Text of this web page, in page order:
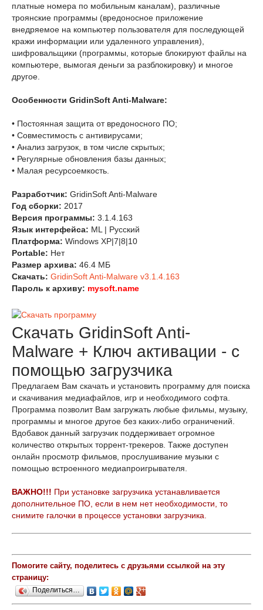
платные номера по мобильным каналам), различные
троянские программы (вредоносное приложение
внедряемое на компьютер пользователя для последующей
кражи информации или удаленного управления),
шифровальщики (программы, которые блокируют файлы на
компьютере, вымогая деньги за разблокировку) и многое
другое.
Особенности GridinSoft Anti-Malware:
• Постоянная защита от вредоносного ПО;
• Совместимость с антивирусами;
• Анализ загрузок, в том числе скрытых;
• Регулярные обновления базы данных;
• Малая ресурсоемкость.
Разработчик: GridinSoft Anti-Malware
Год сборки: 2017
Версия программы: 3.1.4.163
Язык интерфейса: ML | Русский
Платформа: Windows XP|7|8|10
Portable: Нет
Размер архива: 46.4 МБ
Скачать: GridinSoft Anti-Malware v3.1.4.163
Пароль к архиву: mysoft.name
Скачать GridinSoft Anti-
Malware + Ключ активации - с
помощью загрузчика
Предлагаем Вам скачать и установить программу для поиска
и скачивания медиафайлов, игр и необходимого софта.
Программа позволит Вам загружать любые фильмы, музыку,
программы и многое другое без каких-либо ограничений.
Вдобавок данный загрузчик поддерживает огромное
количество открытых торрент-трекеров. Также доступен
онлайн просмотр фильмов, прослушивание музыки с
помощью встроенного медиапроигрывателя.
ВАЖНО!!! При установке загрузчика устанавливается
дополнительное ПО, если в нем нет необходимости, то
снимите галочки в процессе установки загрузчика.
Помогите сайту, поделитесь с друзьями ссылкой на эту
страницу:
Поделиться…